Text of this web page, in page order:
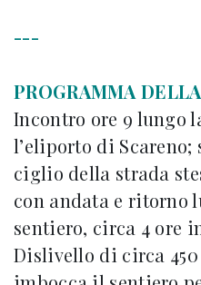
---
PROGRAMMA
Incontro ore 9 lungo
l’eliporto di
ciglio della strada
con andata e ritorno
sentiero, circa 4 ore
Dislivello di circa 450